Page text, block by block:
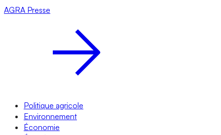
AGRA Presse
Politique agricole
Environnement
Économie